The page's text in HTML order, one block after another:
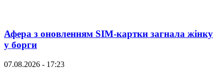
Афера з оновленням SIM-картки загнала жінку
у борги
07.08.2026 - 17:23